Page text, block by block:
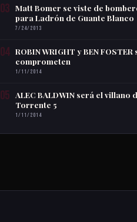
03 Matt Bomer se viste de
para Ladrón de Guante Blanco
7/24/2013
04 ROBIN WRIGHT y BEN FOSTER
comprometen
1/11/2014
05
ALEC BALDWIN será el villano
Torrente 5
1/11/2014